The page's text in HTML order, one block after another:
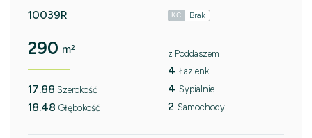
10039R KC Brak
290 m²
17.88 Szerokość
18.48 Głębokość
z Poddaszem
4 Łazienki
4 Sypialnie
2 Samochody